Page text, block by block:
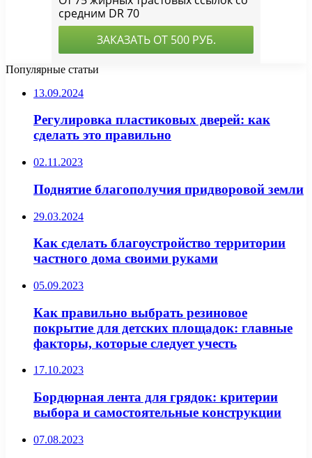
Популярные статьи
13.09.2024
Регулировка пластиковых дверей: как
сделать это правильно
02.11.2023
Поднятие благополучия придворовой земли
29.03.2024
Как сделать благоустройство территории
частного дома своими руками
05.09.2023
Как правильно выбрать резиновое
покрытие для детских площадок: главные
факторы, которые следует учесть
17.10.2023
Бордюрная лента для грядок: критерии
выбора и самостоятельные конструкции
07.08.2023